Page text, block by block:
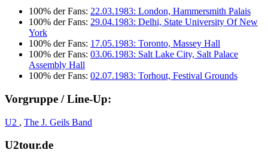
100% der Fans: 22.03.1983: London, Hammersmith Palais
100% der Fans: 29.04.1983: Delhi, State University Of New
York
100% der Fans: 17.05.1983: Toronto, Massey Hall
100% der Fans: 03.06.1983: Salt Lake City, Salt Palace
Assembly Hall
100% der Fans: 02.07.1983: Torhout, Festival Grounds
Vorgruppe / Line-Up:
U2 , The J. Geils Band
U2tour.de